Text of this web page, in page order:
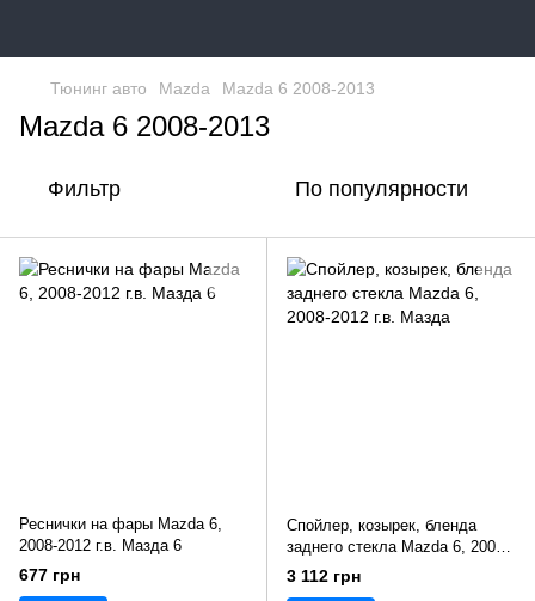
Тюнинг авто Mazda Mazda 6 2008-2013
Mazda 6 2008-2013
Фильтр По популярности
Реснички на фары Mazda 6,
2008-2012 г.в. Мазда 6
677 грн
Спойлер, козырек, бленда
заднего стекла Mazda 6, 2008-
2012 г.в. Мазда
3 112 грн